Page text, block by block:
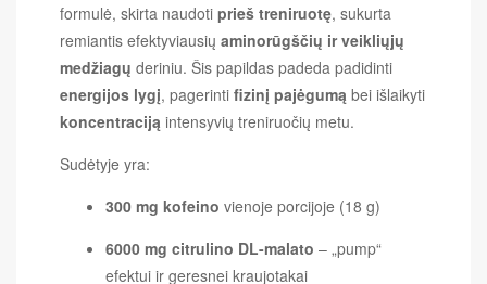
formulė, skirta naudoti prieš treniruotę, sukurta
remiantis efektyviausių aminorūgščių ir veikliųjų
medžiagų deriniu. Šis papildas padeda padidinti
energijos lygį, pagerinti fizinį pajėgumą bei išlaikyti
koncentraciją intensyvių treniruočių metu.
Sudėtyje yra:
300 mg kofeino vienoje porcijoje (18 g)
6000 mg citrulino DL-malato – „pump“
efektui ir geresnei kraujotakai